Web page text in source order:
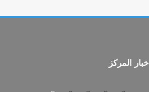
أخبار المركز